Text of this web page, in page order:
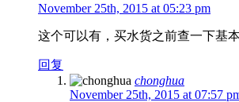
November 25th, 2015 at 05:23 pm
这个可以有，买水货之前查一下基
回复
chonghua
November 25th, 2015 at 07:57